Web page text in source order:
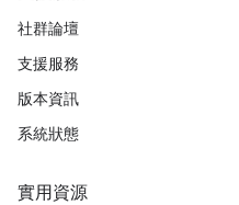
社群論壇
支援服務
版本資訊
系統狀態
實用資源